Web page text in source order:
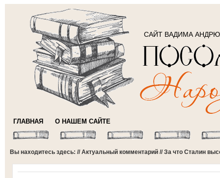
САЙТ ВАДИМА
ГЛАВНАЯ О НАШЕМ САЙТЕ
Вы находитесь здесь: //Актуальный комментарий // За что Сталин